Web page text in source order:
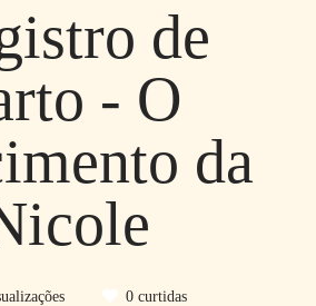
de
- O
da
0 curtidas